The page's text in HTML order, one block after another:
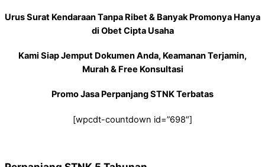
Urus Surat Kendaraan Tanpa Ribet & Banyak Promonya Hanya
di Obet Cipta Usaha
Kami Siap Jemput Dokumen Anda, Keamanan Terjamin,
Murah & Free Konsultasi
Promo Jasa Perpanjang STNK Terbatas
[wpcdt-countdown id=”698″]